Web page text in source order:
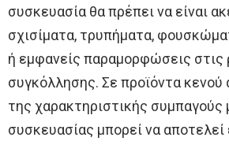
συσκευασία θα πρέπει να είναι
σχισίματα, τρυπήματα,
ή εμφανείς παραμορφώσεις στις
συγκόλλησης. Σε προϊόντα
της χαρακτηριστικής
συσκευασίας μπορεί να αποτελεί